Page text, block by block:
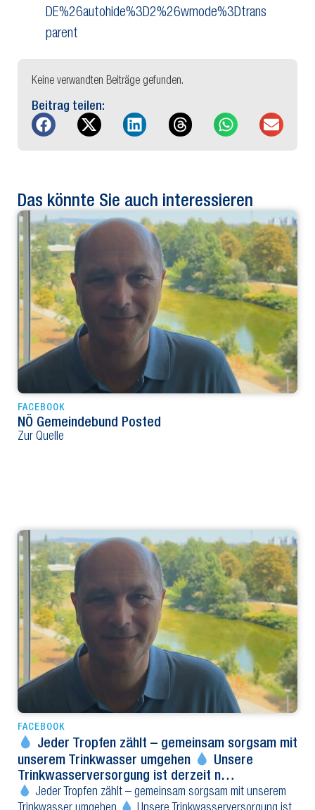
DE%26autohide%3D2%26wmode%3Dtrans
parent
Keine verwandten Beiträge gefunden.
Beitrag teilen:
Das könnte Sie auch interessieren
FACEBOOK
NÖ Gemeindebund Posted
Zur Quelle
FACEBOOK
Jeder Tropfen zählt – gemeinsam sorgsam mit
unserem Trinkwasser umgehen
Unsere
Trinkwasserversorgung ist derzeit n…
Jeder Tropfen zählt – gemeinsam sorgsam mit unserem